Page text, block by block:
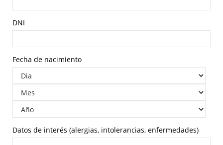
DNI
Fecha de nacimiento
Datos de interés (alergias, intolerancias, enfermedades)